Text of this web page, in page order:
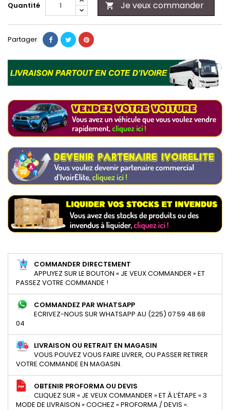
Quantité  Je veux commander
Partager
COMMANDER DIRECTEMENT
APPUYEZ SUR LE BOUTON « JE VEUX COMMANDER » ET
PASSEZ VOTRE COMMANDE !
COMMANDEZ PAR WHATSAPP
ECRIVEZ-NOUS SUR WHATSAPP AU (225) 07 59 48 68
04
LIVRAISON OU RETRAIT EN MAGASIN
VOUS POUVEZ VOUS FAIRE LIVRER, OU PASSER RETIRER
VOTRE COMMANDE EN MAGASIN.
OBTENIR PROFORMA OU DEVIS
CLIQUEZ SUR « JE VEUX COMMANDER » ET À L’ÉTAPE « 3
MODE DE LIVRAISON » COCHEZ « PROFORMA / DEVIS ».